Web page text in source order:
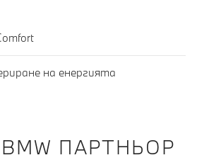
на енергията
ПАРТНЬОР